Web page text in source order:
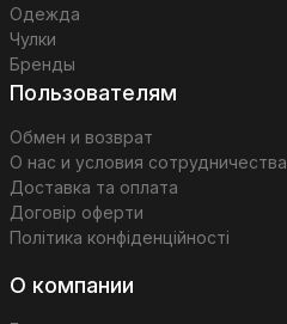
Одежда
Чулки
Бренды
Пользователям
Обмен и возврат
О нас и условия сотрудничества
Доставка та оплата
Договір оферти
Політика конфіденційності
О компании